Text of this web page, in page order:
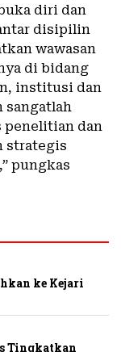
diri dan
disipilin
wawasan
di bidang
institusi dan
sangatlah
penelitian dan
strategis
pungkas
ke Kejari
Tingkatkan